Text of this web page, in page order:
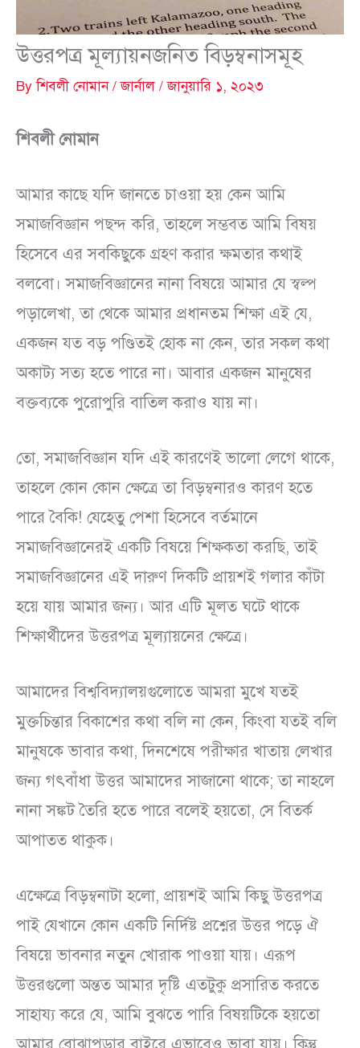
উত্তরপত্র মূল্যায়নজনিত বিড়ম্বনাসমূহ
Byশিবলী নোমান/জার্নাল /জানুয়ারি ১, ২০২৩
শিবলী নোমান
আমার কাছে যদি জানতে চাওয়া হয় কেন আমি
সমাজবিজ্ঞান পছন্দ করি, তাহলে সম্ভবত আমি বিষয়
হিসেবে এর সবকিছুকে গ্রহণ করার ক্ষমতার কথাই
বলবো। সমাজবিজ্ঞানের নানা বিষয়ে আমার যে স্বল্প
পড়ালেখা, তা থেকে আমার প্রধানতম শিক্ষা এই যে,
একজন যত বড় পণ্ডিতই হোক না কেন, তার সকল কথা
অকাট্য সত্য হতে পারে না। আবার একজন মানুষের
বক্তব্যকে পুরোপুরি বাতিল করাও যায় না।
তো, সমাজবিজ্ঞান যদি এই কারণেই ভালো লেগে থাকে,
তাহলে কোন কোন ক্ষেত্রে তা বিড়ম্বনারও কারণ হতে
পারে বৈকি! যেহেতু পেশা হিসেবে বর্তমানে
সমাজবিজ্ঞানেরই একটি বিষয়ে শিক্ষকতা করছি, তাই
সমাজবিজ্ঞানের এই দারুণ দিকটি প্রায়শই গলার কাঁটা
হয়ে যায় আমার জন্য। আর এটি মূলত ঘটে থাকে
শিক্ষার্থীদের উত্তরপত্র মূল্যায়নের ক্ষেত্রে।
আমাদের বিশ্ববিদ্যালয়গুলোতে আমরা মুখে যতই
মুক্তচিন্তার বিকাশের কথা বলি না কেন, কিংবা যতই বলি
মানুষকে ভাবার কথা, দিনশেষে পরীক্ষার খাতায় লেখার
জন্য গৎবাঁধা উত্তর আমাদের সাজানো থাকে; তা নাহলে
নানা সঙ্কট তৈরি হতে পারে বলেই হয়তো, সে বিতর্ক
আপাতত থাকুক।
এক্ষেত্রে বিড়ম্বনাটা হলো, প্রায়শই আমি কিছু উত্তরপত্র
পাই যেখানে কোন একটি নির্দিষ্ট প্রশ্নের উত্তর পড়ে ঐ
বিষয়ে ভাবনার নতুন খোরাক পাওয়া যায়। এরূপ
উত্তরগুলো অন্তত আমার দৃষ্টি এতটুকু প্রসারিত করতে
সাহায্য করে যে, আমি বুঝতে পারি বিষয়টিকে হয়তো
আমার বোঝাপড়ার বাইরে এভাবেও ভাবা যায়। কিন্তু